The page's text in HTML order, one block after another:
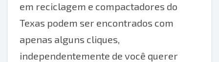
em reciclagem e compactadores do
Texas podem ser encontrados com
apenas alguns cliques,
independentemente de você querer